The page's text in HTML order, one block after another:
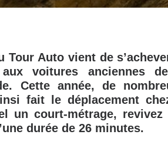
Auto vient de
voitures anciennes
Cette année, de
fait le déplacement
un court-métrage, revivez
durée de 26 minutes.